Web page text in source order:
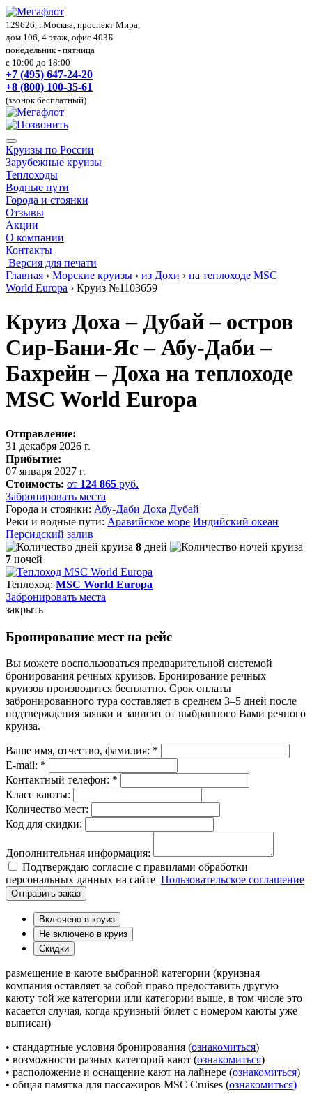
129626, г.Москва, проспект Мира,
дом 106, 4 этаж, офис 403Б
понедельник - пятница
с 10:00 до 18:00
+7 (495) 647-24-20
+8 (800) 100-35-61
(звонок бесплатный)
Круизы по России
Зарубежные круизы
Теплоходы
Водные пути
Города и стоянки
Отзывы
Акции
О компании
Контакты
Версия для печати
Главная › Морские круизы › из Дохи › на теплоходе MSC
World Europa › Круиз №1103659
Круиз Доха – Дубай – остров
Сир-Бани-Яс – Абу-Даби –
Бахрейн – Доха на теплоходе
MSC World Europa
Отправление:
31 декабря 2026 г.
Прибытие:
07 января 2027 г.
Стоимость: от 124 865 руб.
Забронировать места
Города и стоянки: Абу-Даби Доха Дубай
Реки и водные пути: Аравийское море Индийский океан
Персидский залив
8 дней
7 ночей
Теплоход: MSC World Europa
Забронировать места
закрыть
Бронирование мест на рейс
Вы можете воспользоваться предварительной системой
бронирования речных круизов. Бронирование речных
круизов производится бесплатно. Срок оплаты
забронированного тура составляет в среднем 3–5 дней после
подтверждения заявки и зависит от выбранного Вами речного
круиза.
Ваше имя, отчество, фамилия: *
E-mail: *
Контактный телефон: *
Класс каюты:
Количество мест:
Код для скидки:
Дополнительная информация:
Подтверждаю согласие с правилами обработки
персональных данных на сайте Пользовательское соглашение
Отправить заказ
Включено в круиз
Не включено в круиз
Скидки
размещение в каюте выбранной категории (круизная
компания оставляет за собой право предоставить другую
каюту той же категории или категории выше, в том числе это
касается случая, когда круизный билет с номером каюты уже
выписан)
• стандартные условия бронирования (ознакомиться)
• возможности разных категорий кают (ознакомиться)
• расположение и оснащение кают на лайнере (ознакомиться)
• общая памятка для пассажиров MSC Cruises (ознакомиться)